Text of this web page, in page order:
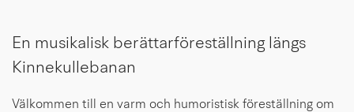
En musikalisk berättarföreställning längs
Kinnekullebanan
Välkommen till en varm och humoristisk föreställning om